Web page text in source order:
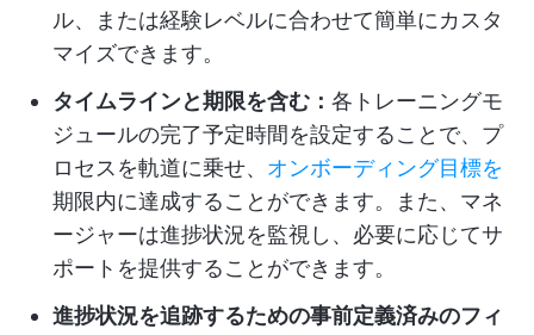
ル、または経験レベルに合わせて簡単にカスタ
マイズできます。
タイムラインと期限を含む： 各トレーニングモ
ジュールの完了予定時間を設定することで、プ
ロセスを軌道に乗せ、 オンボーディング目標を
期限内に達成することができます。また、マネ
ージャーは進捗状況を監視し、必要に応じてサ
ポートを提供することができます。
進捗状況を追跡するための事前定義済みのフィ